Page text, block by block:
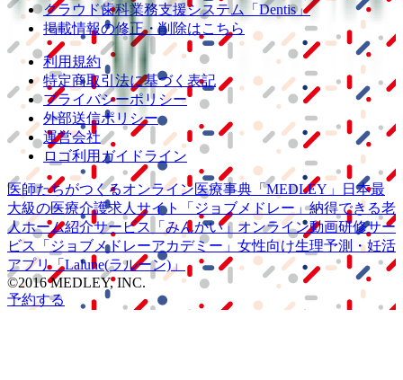
クラウド歯科業務支援システム 「Dentis」
掲載情報の修正・削除はこちら
利用規約
特定商取引法に基づく表記
プライバシーポリシー
外部送信ポリシー
運営会社
ロゴ利用ガイドライン
医師たちがつくるオンライン医療事典 「MEDLEY」
日本最
大級の医療介護求人サイト 「ジョブメドレー」納得できる老
人ホーム紹介サービス
「みんかい」 オンライン動画研修サー
ビス
「ジョブメドレーアカデミー」 女性向け生理予測・妊活
アプリ「Lalune(ラルーン)」
©2016 MEDLEY, INC.
予約する